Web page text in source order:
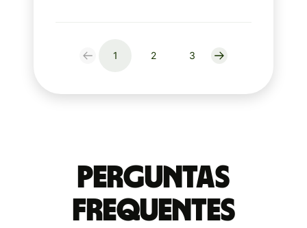
1 2 3
Perguntas
frequentes